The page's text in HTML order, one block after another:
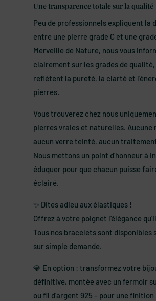
Une transparence totale sur la qualité
Peu de professionnels expliquent la
entre une pierre grade C et une
Merveille de Nature, nous vous
clairement sur les grades de qualité,
reflètent la pureté, la clarté et
pierres.
Vous trouverez chez nous
pierres vraies et naturelles. Aucune
aucun verre teinté, aucun
Nous mettons un point d’honneur à
éduquer pour que chacun puisse
éclairé.
✨ Dites adieu aux élastiques !
Offrez à votre poignet l’élégance
Tous nos bracelets sont disponibles
sur simple demande.
💎 En option : transformez votre
définitive, montée avec un fermoir
ou fil d’argent 925 – pour une